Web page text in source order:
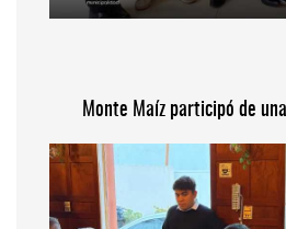
Monte Maíz participó de